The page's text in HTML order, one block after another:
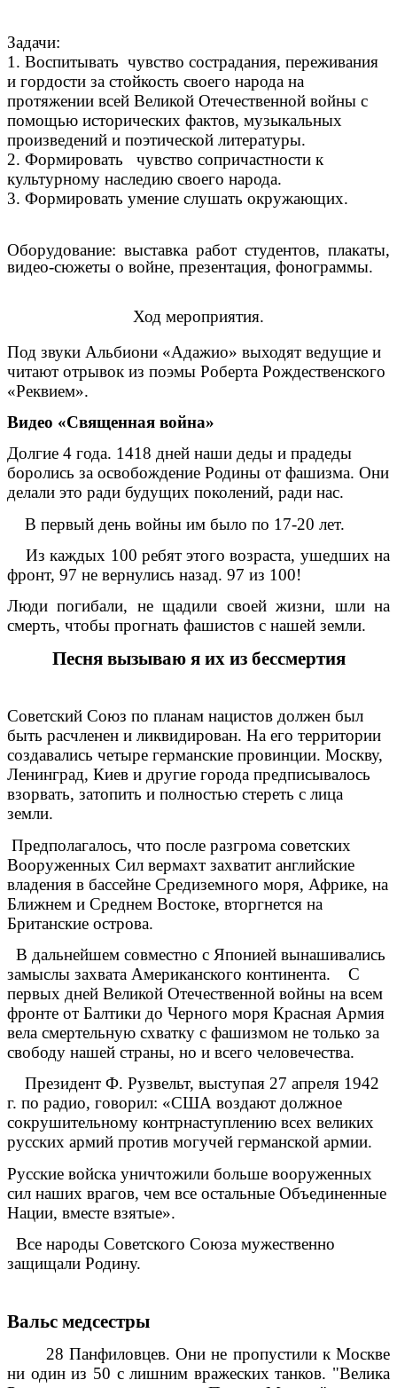
Задачи:
1. Воспитывать чувство сострадания, переживания
и гордости за стойкость своего народа на
протяжении всей Великой Отечественной войны с
помощью исторических фактов, музыкальных
произведений и поэтической литературы.
2. Формировать чувство сопричастности к
культурному наследию своего народа.
3. Формировать умение слушать окружающих.
Оборудование: выставка работ студентов, плакаты,
видео-сюжеты о войне, презентация, фонограммы.
Ход мероприятия.
Под звуки Альбиони «Адажио» выходят ведущие и
читают отрывок из поэмы Роберта Рождественского
«Реквием».
Видео «Священная война»
Долгие 4 года. 1418 дней наши деды и прадеды
боролись за освобождение Родины от фашизма. Они
делали это ради будущих поколений, ради нас.
В первый день войны им было по 17-20 лет.
Из каждых 100 ребят этого возраста, ушедших на
фронт, 97 не вернулись назад. 97 из 100!
Люди погибали, не щадили своей жизни, шли на
смерть, чтобы прогнать фашистов с нашей земли.
Песня вызываю я их из бессмертия
Советский Союз по планам нацистов должен был
быть расчленен и ликвидирован. На его территории
создавались четыре германские провинции. Москву,
Ленинград, Киев и другие города предписывалось
взорвать, затопить и полностью стереть с лица
земли.
Предполагалось, что после разгрома советских
Вооруженных Сил вермахт захватит английские
владения в бассейне Средиземного моря, Африке, на
Ближнем и Среднем Востоке, вторгнется на
Британские острова.
В дальнейшем совместно с Японией вынашивались
замыслы захвата Американского континента. С
первых дней Великой Отечественной войны на всем
фронте от Балтики до Черного моря Красная Армия
вела смертельную схватку с фашизмом не только за
свободу нашей страны, но и всего человечества.
Президент Ф. Рузвельт, выступая 27 апреля 1942
г. по радио, говорил: «США воздают должное
сокрушительному контрнаступлению всех великих
русских армий против могучей германской армии.
Русские войска уничтожили больше вооруженных
сил наших врагов, чем все остальные Объединенные
Нации, вместе взятые».
Все народы Советского Союза мужественно
защищали Родину.
Вальс медсестры
28 Панфиловцев. Они не пропустили к Москве
ни один из 50 с лишним вражеских танков. "Велика